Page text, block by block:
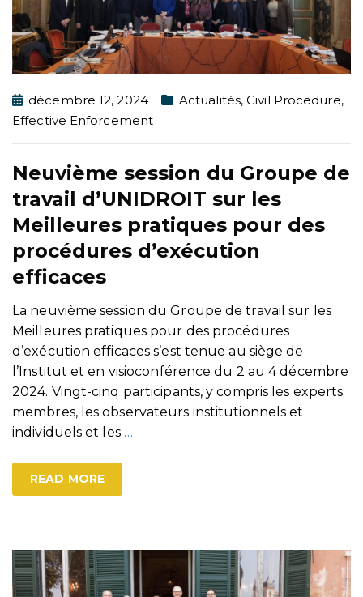
décembre 12, 2024 Actualités,Civil Procedure,
Effective Enforcement
Neuvième session du Groupe de
travail d’UNIDROIT sur les
Meilleures pratiques pour des
procédures d’exécution
efficaces
La neuvième session du Groupe de travail sur les
Meilleures pratiques pour des procédures
d’exécution efficaces s’est tenue au siège de
l’Institut et en visioconférence du 2 au 4 décembre
2024. Vingt-cinq participants, y compris les experts
membres, les observateurs institutionnels et
individuels et les …
READ MORE